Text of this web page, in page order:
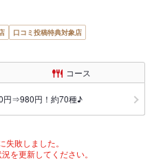
口コミ投稿特典対象店
コース
円⇒980円！約70種♪
失敗しました。
を更新してください。